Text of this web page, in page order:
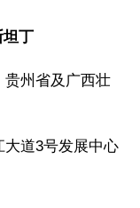
坦丁
贵州省及广西壮
道3号发展中心